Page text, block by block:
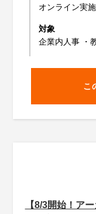
オンライン実
対象
企業内人事 ・
こ
【8/3開始！ア